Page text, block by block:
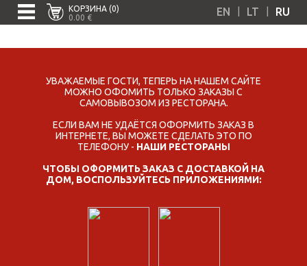
КОРЗИНА (0)
0.00 €
EN LT RU
УВАЖАЕМЫЕ ГОСТИ, ТЕПЕРЬ НА НАШЕМ САЙТЕ
МОЖНО ОФОМИТЬ ТОЛЬКО ЗАКАЗЫ С
САМОВЫВОЗОМ ИЗ РЕСТОРАНА.
ЕСЛИ ВАМ НЕ УДАЁТСЯ ОФОРМИТЬ ЗАКАЗ В
ИНТЕРНЕТЕ, ВЫ МОЖЕТЕ СДЕЛАТЬ ЭТО ПО
ТЕЛЕФОНУ - НАШИ РЕСТОРАНЫ
ЧТОБЫ ОФОРМИТЬ ЗАКАЗ С ДОСТАВКОЙ НА
ДОМ, ВОСПОЛЬЗУЙТЕСЬ ПРИЛОЖЕНИЯМИ: